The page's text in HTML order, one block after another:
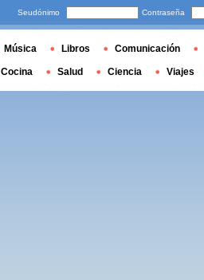
Seudónimo Contraseña
Música Libros Comunicación
Cocina Salud Ciencia Viajes